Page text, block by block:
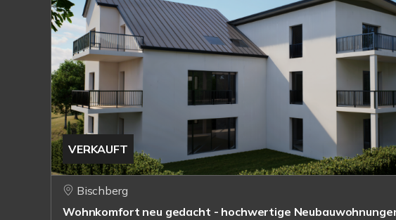
VERKAUFT
Bischberg
Wohnkomfort neu gedacht - hochwertige